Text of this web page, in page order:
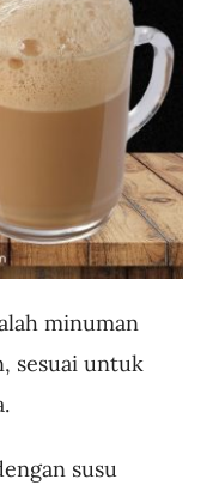
minuman
sesuai untuk
susu